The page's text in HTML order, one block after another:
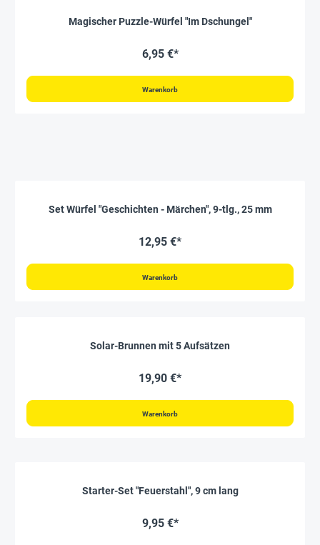
Magischer Puzzle-Würfel "Im Dschungel"
6,95 €*
Warenkorb
Set Würfel "Geschichten - Märchen", 9-tlg., 25 mm
12,95 €*
Warenkorb
Solar-Brunnen mit 5 Aufsätzen
19,90 €*
Warenkorb
Starter-Set "Feuerstahl", 9 cm lang
9,95 €*